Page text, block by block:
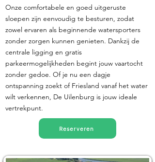
Onze comfortabele en goed uitgeruste
sloepen zijn eenvoudig te besturen, zodat
zowel ervaren als beginnende watersporters
zonder zorgen kunnen genieten. Dankzij de
centrale ligging en gratis
parkeermogelijkheden begint jouw vaartocht
zonder gedoe. Of je nu een dagje
ontspanning zoekt of Friesland vanaf het water
wilt verkennen, De Uilenburg is jouw ideale
vertrekpunt.
Reserveren